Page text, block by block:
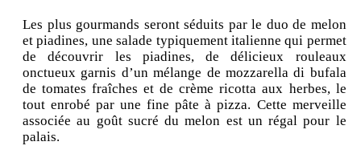
Les plus gourmands seront séduits par le duo de melon
et piadines, une salade typiquement italienne qui permet
de découvrir les piadines, de délicieux rouleaux
onctueux garnis d’un mélange de mozzarella di bufala
de tomates fraîches et de crème ricotta aux herbes, le
tout enrobé par une fine pâte à pizza. Cette merveille
associée au goût sucré du melon est un régal pour le
palais.